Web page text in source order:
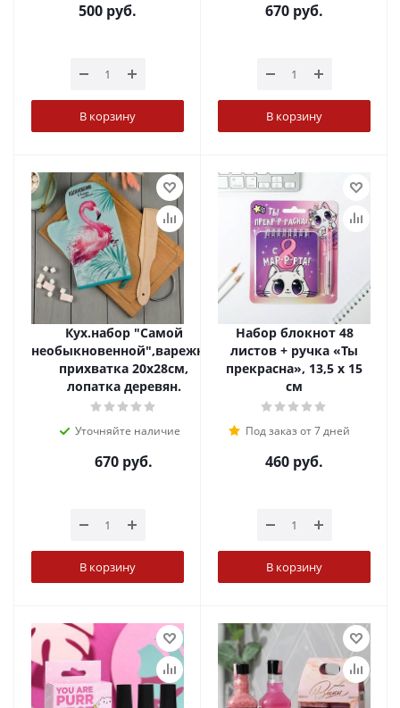
500 руб.
В корзину
670 руб.
В корзину
Кух.набор "Самой
необыкновенной",варежка-
прихватка 20х28см,
лопатка деревян.
Уточняйте наличие
670 руб.
В корзину
Набор блокнот 48
листов + ручка «Ты
прекрасна», 13,5 х 15
см
Под заказ от 7 дней
460 руб.
В корзину